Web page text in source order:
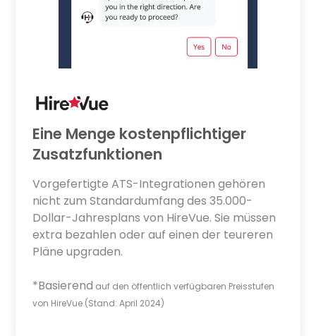
Eine Menge kostenpflichtiger
Zusatzfunktionen
Vorgefertigte ATS-Integrationen gehören
nicht zum Standardumfang des 35.000-
Dollar-Jahresplans von HireVue. Sie müssen
extra bezahlen oder auf einen der teureren
Pläne upgraden.
*Basierend auf den öffentlich verfügbaren Preisstufen
von HireVue (Stand: April 2024)